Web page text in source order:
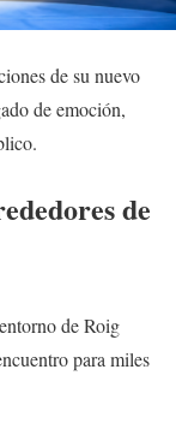
de su nuevo
de emoción,
de
de Roig
para miles